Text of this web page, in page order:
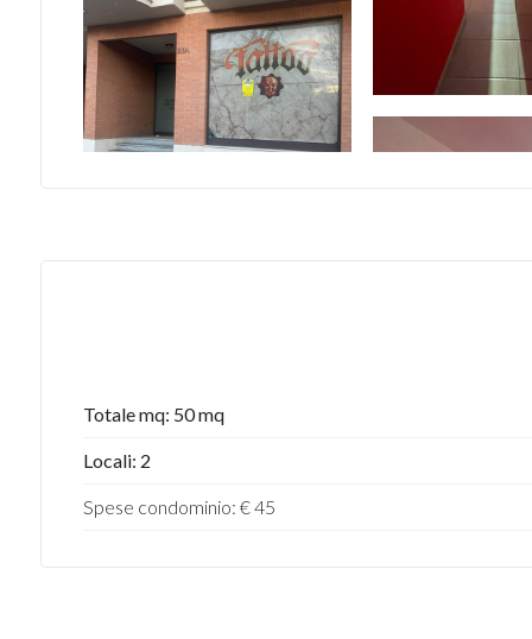
Totale mq: 50 mq
Locali: 2
Spese condominio: € 45